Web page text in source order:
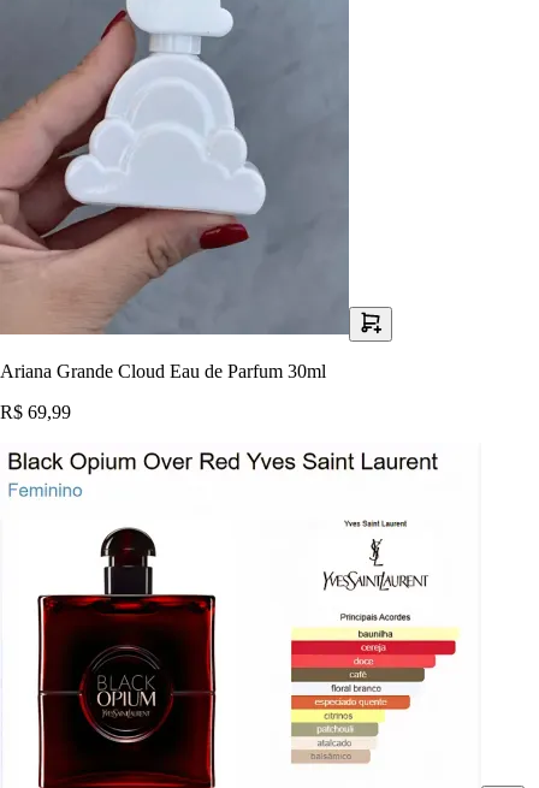
Ariana Grande Cloud Eau de Parfum 30ml
R$ 69,99